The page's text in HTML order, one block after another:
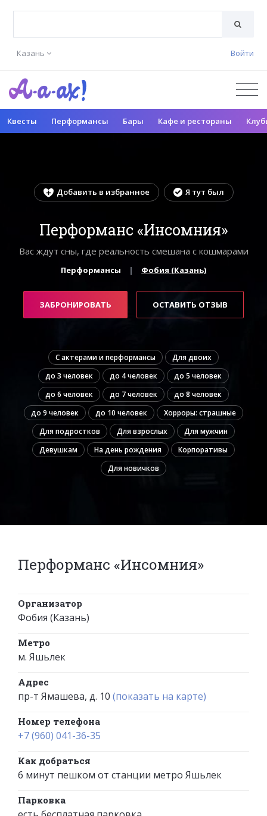
Казань Войти
Квесты Перформансы Бары Кафе и рестораны
Добавить в избранное Я тут был
Перформанс «Инсомния»
Вас ждут сны, где реальность смешана с кошмарами
Перформансы Фобия (Казань)
ЗАБРОНИРОВАТЬ ОСТАВИТЬ ОТЗЫВ
С актерами и перформансы
Для двоих
до 3 человек
до 4 человек
до 5 человек
до 6 человек
до 7 человек
до 8 человек
до 9 человек
до 10 человек
Хорроры: страшные
Для подростков
Для взрослых
Для мужчин
Девушкам
На день рождения
Корпоративы
Для новичков
Перформанс «Инсомния»
Организатор
Фобия (Казань)
Метро
м. Яшьлек
Адрес
пр-т Ямашева, д. 10 (показать на карте)
Номер телефона
+7 (960) 041-36-35
Как добраться
6 минут пешком от станции метро Яшьлек
Парковка